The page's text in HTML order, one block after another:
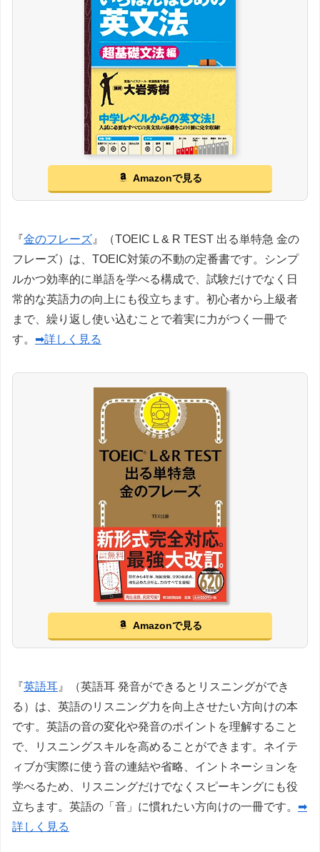
Amazonで見る
『金のフレーズ 』（TOEIC L & R TEST 出る単特急 金の
フレーズ）は、TOEIC対策の不動の定番書です。シンプ
ルかつ効率的に単語を学べる構成で、試験だけでなく日
常的な英語力の向上にも役立ちます。初心者から上級者
まで、繰り返し使い込むことで着実に力がつく一冊で
す。 ➡詳しく見る
Amazonで見る
『英語耳 』（英語耳 発音ができるとリスニングができ
る）は、英語のリスニング力を向上させたい方向けの本
です。英語の音の変化や発音のポイントを理解すること
で、リスニングスキルを高めることができます。ネイテ
ィブが実際に使う音の連結や省略、イントネーションを
学べるため、リスニングだけでなくスピーキングにも役
立ちます。英語の「音」に慣れたい方向けの一冊です。 ➡
詳しく見る